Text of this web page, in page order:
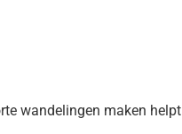
wandelingen maken helpt